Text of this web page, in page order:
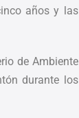
años y las
de Ambiente
durante los